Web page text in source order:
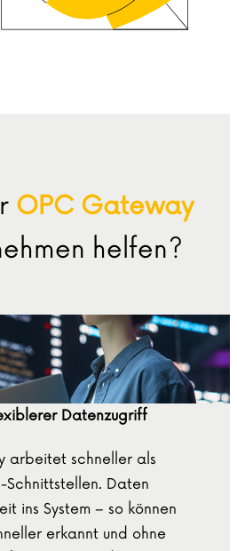
OPC Gateway
helfen?
Datenzugriff
arbeitet schneller als
Schnittstellen. Daten
ins System – so können
erkannt und ohne